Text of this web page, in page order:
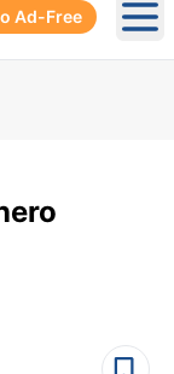
Ad-Free